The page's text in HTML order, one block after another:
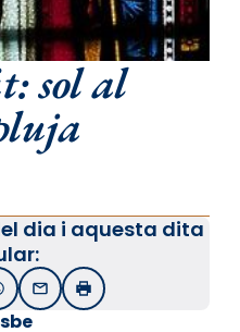
sol al
dia i aquesta dita
EmailImprimir